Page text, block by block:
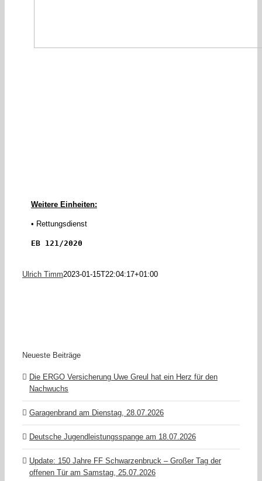
Weitere Einheiten:
• Rettungsdienst
EB 121/2020
Ulrich Timm2023-01-15T22:04:17+01:00
Neueste Beiträge
Die ERGO Versicherung Uwe Greul hat ein Herz für den
Nachwuchs
Garagenbrand am Dienstag, 28.07.2026
Deutsche Jugendleistungsspange am 18.07.2026
Update: 150 Jahre FF Schwarzenbruck – Großer Tag der
offenen Tür am Samstag, 25.07.2026